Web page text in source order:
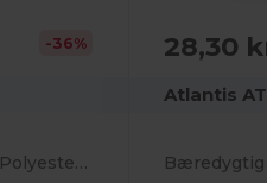
-36%
Miljøvenlig Genanvendt Polyester Kasket
28,30
Atlantis